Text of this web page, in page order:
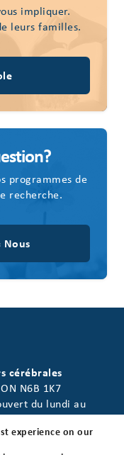
impliquer.
leurs familles.
programmes de
recherche.
Nous
cérébrales
N6B 1K7
du lundi au
experience on our